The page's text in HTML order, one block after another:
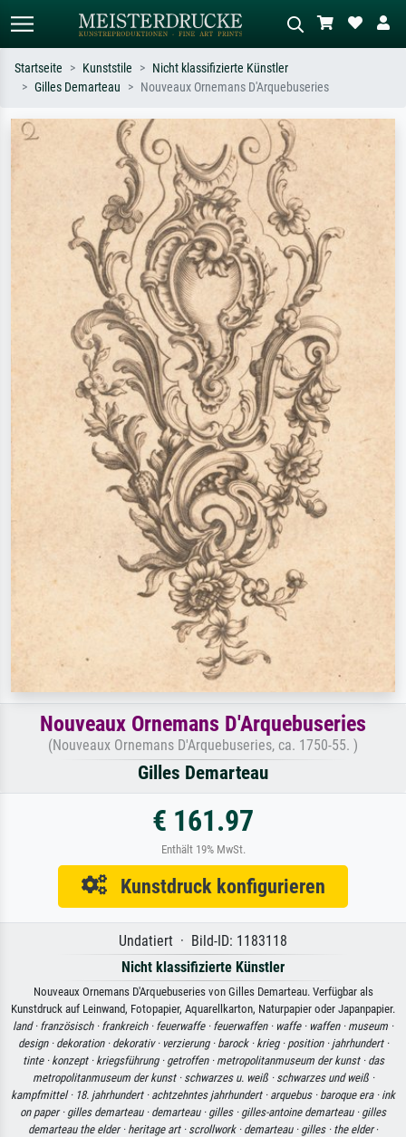
Suchen Sie nach Künstlern, Werktiteln
oder Stilen – z.B. Monet,
Sternennacht, Impressionismus, Welle
Hokusai, Akt.
Beschreiben Sie die Szene – z.B. Grüne
Wiese, Abstrakt mit viel Rot, Dunkles
Ölgemälde, Stehender Akt neben einem
Baum.
Startseite Kunststile
Nicht klassifizierte Künstler
Gilles Demarteau
Nouveaux Ornemans D'Arquebuseries
Nouveaux Ornemans D'Arquebuseries
(Nouveaux Ornemans D'Arquebuseries, ca. 1750-55. )
Gilles Demarteau
€ 161.97
Enthält 19% MwSt.
Kunstdruck konfigurieren
Undatiert · Bild-ID: 1183118
Nicht klassifizierte Künstler
Nouveaux Ornemans D'Arquebuseries von Gilles Demarteau. Verfügbar als
Kunstdruck auf Leinwand, Fotopapier, Aquarellkarton, Naturpapier oder Japanpapier.
land · französisch · frankreich · feuerwaffe · feuerwaffen · waffe · waffen · museum ·
design · dekoration · dekorativ · verzierung · barock · krieg · position · jahrhundert ·
tinte · konzept · kriegsführung · getroffen · metropolitanmuseum der kunst · das
metropolitanmuseum der kunst · schwarzes u. weiß · schwarzes und weiß ·
kampfmittel · 18. jahrhundert · achtzehntes jahrhundert · arquebus · baroque era · ink
on paper · gilles demarteau · demarteau · gilles · gilles-antoine demarteau · gilles
demarteau the elder · heritage art · scrollwork · demarteau · gilles · the elder·